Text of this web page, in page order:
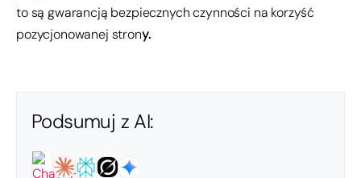
to są gwarancją bezpiecznych czynności na korzyść
pozycjonowanej strony.
Podsumuj z AI: